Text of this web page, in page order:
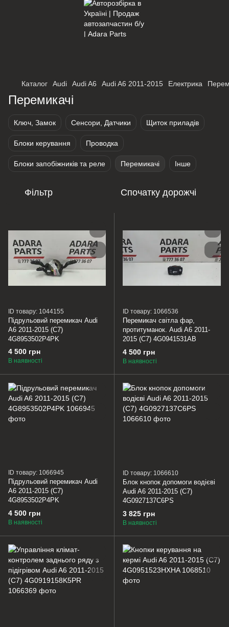
Оберіть мережу для переходу
Каталог Audi Audi A6 Audi A6 2011-2015 Електрика
Перемикачі
Ключ, Замок Сенсори, Датчики Щиток приладів
Блоки керування Проводка
Блоки запобіжників та реле Перемикачі Інше
Фільтр Спочатку дорожчі
ID товару: 1044155
Підрульовий перемикач Audi
A6 2011-2015 (C7)
4G8953502P4PK
4 500 грн
В наявності
ID товару: 1066536
Перемикач світла фар,
протитуманок. Audi A6 2011-
2015 (C7) 4G0941531AB
4 500 грн
В наявності
ID товару: 1066945
Підрульовий перемикач Audi
A6 2011-2015 (C7)
4G8953502P4PK
4 500 грн
В наявності
ID товару: 1066610
Блок кнопок допомоги водієві
Audi A6 2011-2015 (C7)
4G0927137C6PS
3 825 грн
В наявності